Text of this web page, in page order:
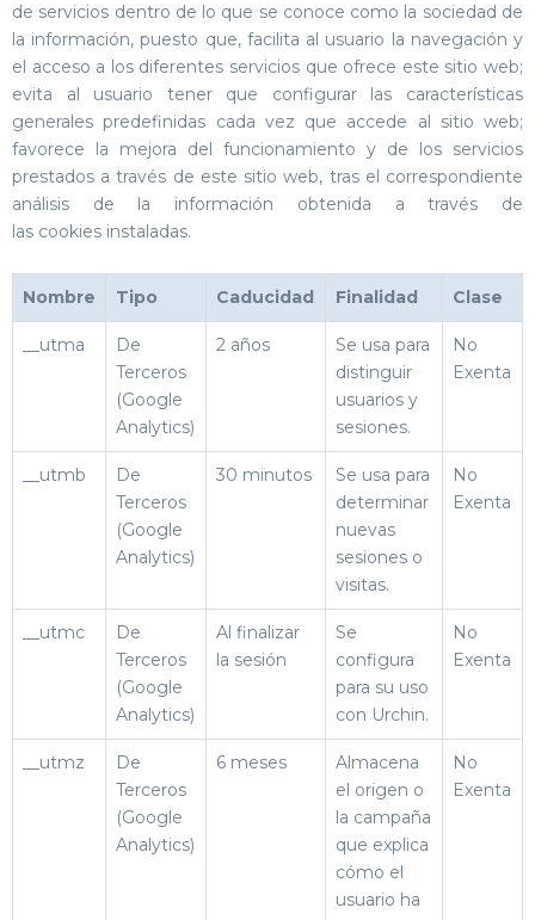
de servicios dentro de lo que se conoce como la sociedad de
la información, puesto que, facilita al usuario la navegación y
el acceso a los diferentes servicios que ofrece este sitio web;
evita al usuario tener que configurar las características
generales predefinidas cada vez que accede al sitio web;
favorece la mejora del funcionamiento y de los servicios
prestados a través de este sitio web, tras el correspondiente
análisis de la información obtenida a través de
las cookies instaladas.
Nombre Tipo Caducidad Finalidad Clase
__utma
De
Terceros
(Google
Analytics)
2 años
Se usa para
distinguir
usuarios y
sesiones.
No
Exenta
__utmb
De
Terceros
(Google
Analytics)
30 minutos
Se usa para
determinar
nuevas
sesiones o
visitas.
No
Exenta
__utmc
De
Terceros
(Google
Analytics)
Al finalizar
la sesión
Se
configura
para su uso
con Urchin.
No
Exenta
__utmz
De
Terceros
(Google
Analytics)
6 meses
Almacena
el origen o
la campaña
que explica
cómo el
usuario ha
No
Exenta